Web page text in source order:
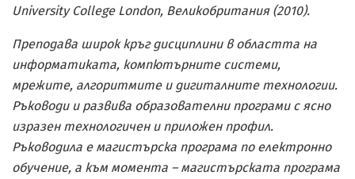
University College London, Великобритания (2010).
Преподава широк кръг дисциплини в областта на
информатиката, компютърните системи,
мрежите, алгоритмите и дигиталните технологии.
Ръководи и развива образователни програми с ясно
изразен технологичен и приложен профил.
Ръководила е магистърска програма по електронно
обучение, а към момента – магистърската програма